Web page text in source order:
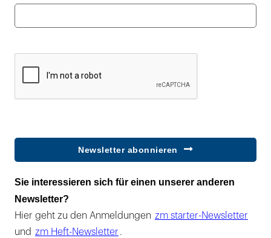
Newsletter abonnieren
Sie interessieren sich für einen unserer anderen
Newsletter?
Hier geht zu den Anmeldungen zm starter-Newsletter
und zm Heft-Newsletter .